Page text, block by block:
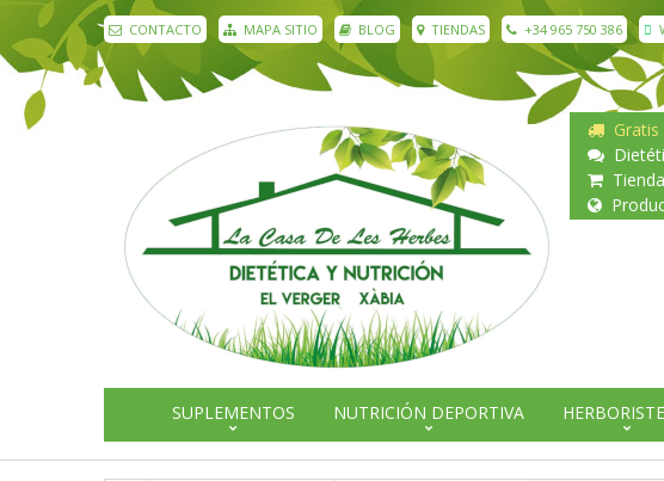
CONTACTO MAPA SITIO BLOG TIENDAS +34 965 750 386
SUPLEMENTOS NUTRICIÓN DEPORTIVA